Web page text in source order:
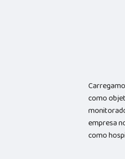
como
empresa
como